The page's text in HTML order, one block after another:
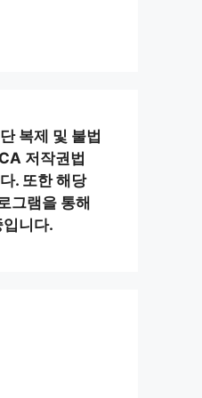
복제 및 불법
저작권법
. 또한 해당
그램을 통해
입니다.